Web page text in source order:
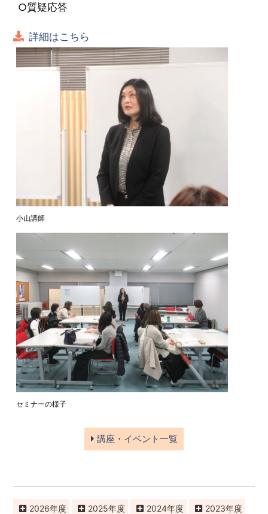
○質疑応答
詳細はこちら
小山講師
セミナーの様子
講座・イベント一覧
2026 2025 2024
2023